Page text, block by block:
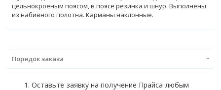
цельнокроеным поясом, в поясе резинка и шнур. Выполнены
из набивного полотна. Карманы наклонные.
Порядок заказа
Оставьте заявку на получение Прайса любым